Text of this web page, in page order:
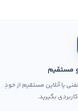
مستقیم
یا آنلاین مستقیم از خودِ
بگیرید.